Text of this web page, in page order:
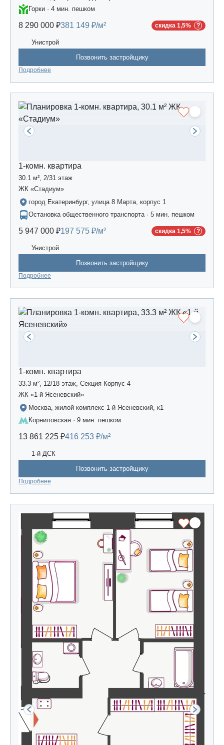
Горки · 4 мин. пешком
8 290 000 ₽381 149 ₽/м² скидка 1,5%
Унистрой
Позвонить застройщику
Подробнее
1-комн. квартира
30.1 м², 2/31 этаж
ЖК «Стадиум»
город Екатеринбург, улица 8 Марта, корпус 1
Остановка общественного транспорта · 5 мин. пешком
5 947 000 ₽197 575 ₽/м² скидка 1,5%
Унистрой
Позвонить застройщику
Подробнее
1-комн. квартира
33.3 м², 12/18 этаж, Секция Корпус 4
ЖК «1-й Ясеневский»
Москва, жилой комплекс 1-й Ясеневский, к1
Корниловская · 9 мин. пешком
13 861 225 ₽416 253 ₽/м²
1-й ДСК
Позвонить застройщику
Подробнее